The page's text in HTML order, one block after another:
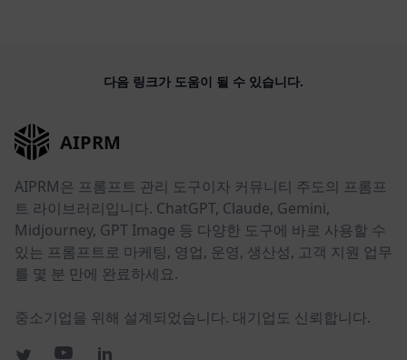
다음 링크가 도움이 될 수 있습니다.
AIPRM
AIPRM은 프롬프트 관리 도구이자 커뮤니티 주도의 프롬프
트 라이브러리입니다. ChatGPT, Claude, Gemini,
Midjourney, GPT Image 등 다양한 도구에 바로 사용할 수
있는 프롬프트로 마케팅, 영업, 운영, 생산성, 고객 지원 업무
를 몇 분 만에 완료하세요.
중소기업을 위해 설계되었습니다. 대기업도 신뢰합니다.